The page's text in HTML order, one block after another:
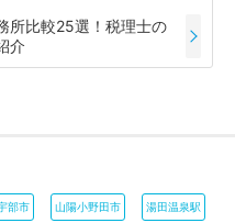
所比較25選！税理士の
介
部市 山陽小野田市 湯田温泉駅